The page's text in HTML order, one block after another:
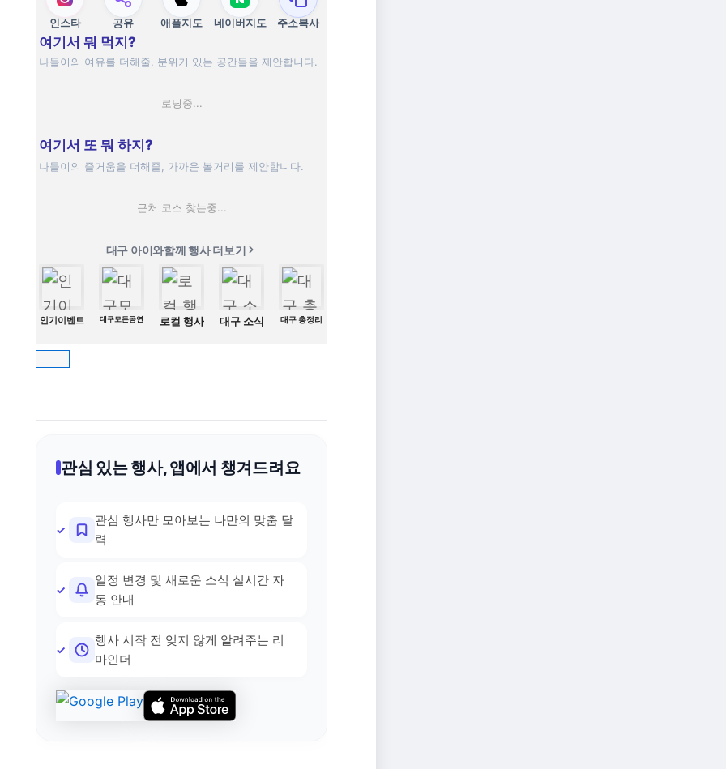
인스타 공유 애플지도 네이버지도 주소복사
여기서 뭐 먹지?
나들이의 여유를 더해줄, 분위기 있는 공간들을 제안합니다.
로딩중...
여기서 또 뭐 하지?
나들이의 즐거움을 더해줄, 가까운 볼거리를 제안합니다.
근처 코스 찾는중...
대구 아이와함께 행사 더보기
인기이벤트 대구모든공연 로컬 행사 대구 소식 대구 총정리
관심 있는 행사, 앱에서 챙겨드려요
관심 행사만 모아보는 나만의 맞춤 달
력
일정 변경 및 새로운 소식 실시간 자
동 안내
행사 시작 전 잊지 않게 알려주는 리
마인더